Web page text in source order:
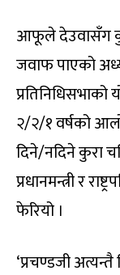
आफूले देउवासँग
जवाफ पाएको
प्रतिनिधिसभाको
२/२/१ वर्षको
दिने/नदिने कुरा
प्रधानमन्त्री र
फेरियो ।
‘प्रचण्डजी